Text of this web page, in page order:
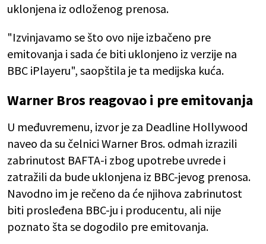
uklonjena iz odloženog prenosa.
"Izvinjavamo se što ovo nije izbačeno pre
emitovanja i sada će biti uklonjeno iz verzije na
BBC iPlayeru", saopštila je ta medijska kuća.
Warner Bros reagovao i pre emitovanja
U međuvremenu, izvor je za Deadline Hollywood
naveo da su čelnici Warner Bros. odmah izrazili
zabrinutost BAFTA-i zbog upotrebe uvrede i
zatražili da bude uklonjena iz BBC-jevog prenosa.
Navodno im je rečeno da će njihova zabrinutost
biti prosleđena BBC-ju i producentu, ali nije
poznato šta se dogodilo pre emitovanja.